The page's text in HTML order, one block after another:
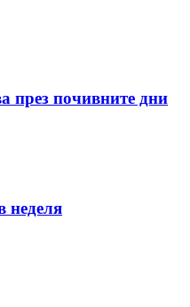
през почивните дни
неделя